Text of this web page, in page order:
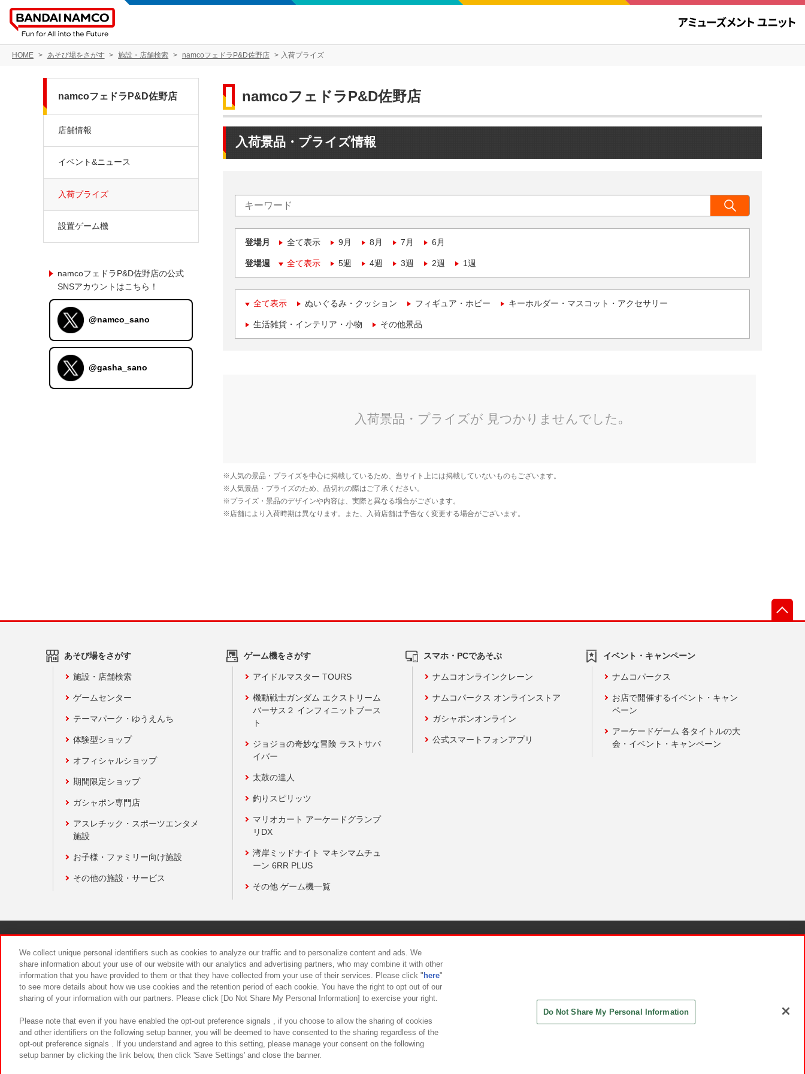
HOME あそび場をさがす 施設・店舗検索 namcoフェドラP&D佐野店 入荷プライズ
namcoフェドラP&D佐野店
入荷景品・プライズ情報
登場月 全て表示 9月 8月 7月 6月
登場週 全て表示 5週 4週 3週 2週 1週
全て表示 ぬいぐるみ・クッション フィギュア・ホビー キーホルダー・マスコット・アクセサリー
生活雑貨・インテリア・小物 その他景品
namcoフェドラP&D佐野店
店舗情報
イベント&ニュース
入荷プライズ
設置ゲーム機
namcoフェドラP&D佐野店の公式
SNSアカウントはこちら！
@namco_sano
@gasha_sano
あそび場をさがす
施設・店舗検索
ゲームセンター
テーマパーク・ゆうえんち
体験型ショップ
オフィシャルショップ
期間限定ショップ
ガシャポン専門店
アスレチック・スポーツエンタメ
施設
お子様・ファミリー向け施設
その他の施設・サービス
ゲーム機をさがす
アイドルマスター TOURS
機動戦士ガンダム エクストリーム
バーサス２ インフィニットブース
ト
ジョジョの奇妙な冒険 ラストサバ
イバー
太鼓の達人
釣りスピリッツ
マリオカート アーケードグランプ
リDX
湾岸ミッドナイト マキシマムチュ
ーン 6RR PLUS
その他 ゲーム機一覧
スマホ・PCであそぶ
ナムコオンラインクレーン
ナムコパークス オンラインストア
ガシャポンオンライン
公式スマートフォンアプリ
イベント・キャンペーン
ナムコパークス
お店で開催するイベント・キャン
ペーン
アーケードゲーム 各タイトルの大
会・イベント・キャンペーン
食品のご提供について カスタマーハラスメント対応方針
We collect unique personal identifiers such as cookies to analyze our traffic and to personalize content and ads. We
share information about your use of our website with our analytics and advertising partners, who may combine it with other
information that you have provided to them or that they have collected from your use of their services. Please click " here"
to see more details about how we use cookies and the retention period of each cookie. You have the right to opt out of our
sharing of your information with our partners. Please click [Do Not Share My Personal Information] to exercise your right.
Please note that even if you have enabled the opt-out preference signals , if you choose to allow the sharing of cookies
and other identifiers on the following setup banner, you will be deemed to have consented to the sharing regardless of the
opt-out preference signals . If you understand and agree to this setting, please manage your consent on the following
setup banner by clicking the link below, then click 'Save Settings' and close the banner.
Do Not Share My Personal Information